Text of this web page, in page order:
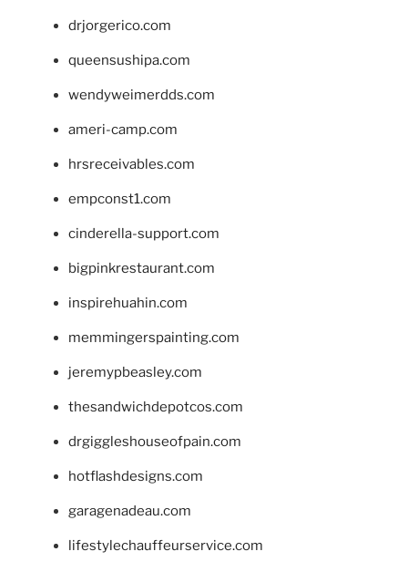
drjorgerico.com
queensushipa.com
wendyweimerdds.com
ameri-camp.com
hrsreceivables.com
empconst1.com
cinderella-support.com
bigpinkrestaurant.com
inspirehuahin.com
memmingerspainting.com
jeremypbeasley.com
thesandwichdepotcos.com
drgiggleshouseofpain.com
hotflashdesigns.com
garagenadeau.com
lifestylechauffeurservice.com